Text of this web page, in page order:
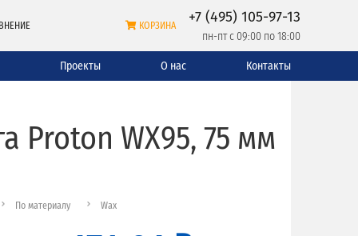
КОРЗИНА +7 (495) 105-97-13
пн-пт с 09:00 по 18:00
Проекты О нас Контакты
Proton WX95, 75 мм
По материалу Wax